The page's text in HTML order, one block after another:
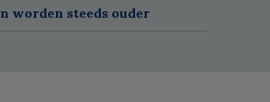
worden steeds ouder